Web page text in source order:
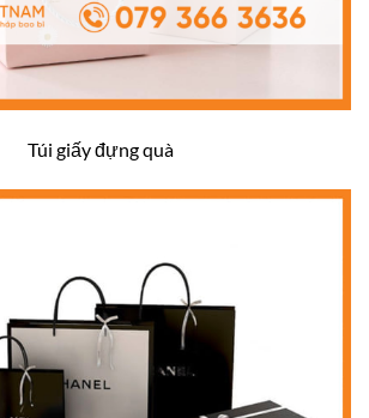
Túi giấy đựng quà